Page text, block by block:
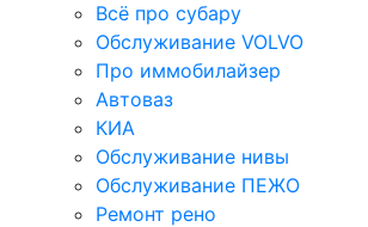
Всё про субару
Обслуживание VOLVO
Про иммобилайзер
Автоваз
КИА
Обслуживание нивы
Обслуживание ПЕЖО
Ремонт рено